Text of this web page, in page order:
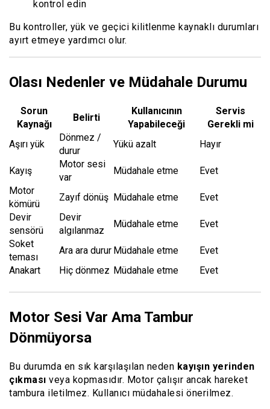
kontrol edin
Bu kontroller, yük ve geçici kilitlenme kaynaklı durumları
ayırt etmeye yardımcı olur.
Olası Nedenler ve Müdahale Durumu
Sorun
Kaynağı
Belirti
Kullanıcının
Yapabileceği
Servis
Gerekli mi
Aşırı yük
Dönmez /
durur
Yükü azalt Hayır
Kayış
Motor sesi
var
Müdahale etme
Evet
Motor
kömürü
Zayıf dönüş Müdahale etme
Evet
Devir
sensörü
Devir
algılanmaz
Müdahale etme
Evet
Soket
teması
Ara ara durur Müdahale etme
Evet
Anakart
Hiç dönmez Müdahale etme Evet
Motor Sesi Var Ama Tambur
Dönmüyorsa
Bu durumda en sık karşılaşılan neden kayışın yerinden
çıkması veya kopmasıdır. Motor çalışır ancak hareket
tambura iletilmez. Kullanıcı müdahalesi önerilmez.